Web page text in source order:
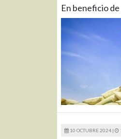
En beneficio
10 OCTUBRE 2024 |